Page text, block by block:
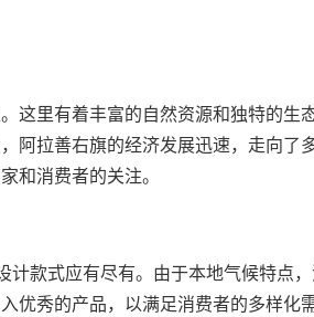
里有着丰富的自然资源和独特的生
拉善右旗的经济发展迅速，走向了
和消费者的关注。
款式应有尽有。由于本地气候特点
秀的产品，以满足消费者的多样化